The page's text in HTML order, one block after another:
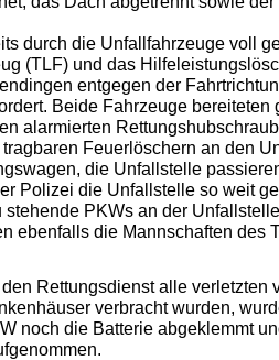
durch die Unfallfahrzeuge voll
(TLF) und das
entgegen der
Beide Fahrzeuge bereiteten
alarmierten
Feuerlöschern an den
die Unfallstelle
Polizei die Unfallstelle so weit
stehende PKWs an der
ebenfalls die Mannschaften des
Rettungsdienst alle verletzten
verbracht wurden,
noch die Batterie abgeklemmt